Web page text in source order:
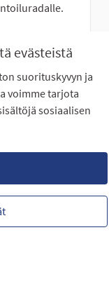
evästeistä
suorituskyvyn ja
voimme tarjota
sosiaalisen
HALLILANVUORELLE
NÄYTÄ IDEA